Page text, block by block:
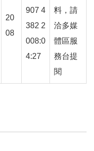
20
08
907 4
382 2
008:0
4:27
料，請
洽多媒
體區服
務台提
閱